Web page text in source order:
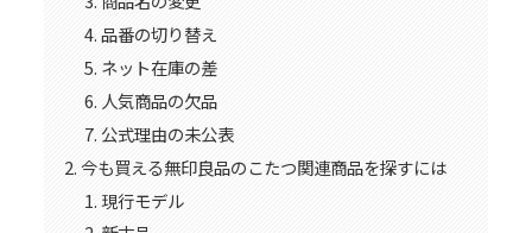
品番の切り替え
ネット在庫の差
人気商品の欠品
公式理由の未公表
今も買える無印良品のこたつ関連商品を探すには
現行モデル